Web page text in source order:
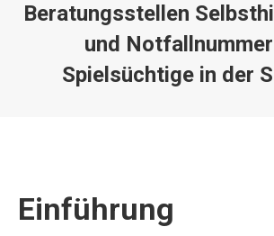
Beratungsstellen
und
Spielsüchtige in der
Einführung